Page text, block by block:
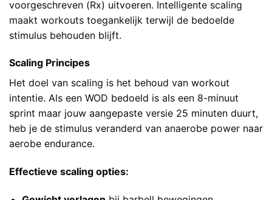
voorgeschreven (Rx) uitvoeren. Intelligente scaling
maakt workouts toegankelijk terwijl de bedoelde
stimulus behouden blijft.
Scaling Principes
Het doel van scaling is het behoud van workout
intentie. Als een WOD bedoeld is als een 8-minuut
sprint maar jouw aangepaste versie 25 minuten duurt,
heb je de stimulus veranderd van anaerobe power naar
aerobe endurance.
Effectieve scaling opties: